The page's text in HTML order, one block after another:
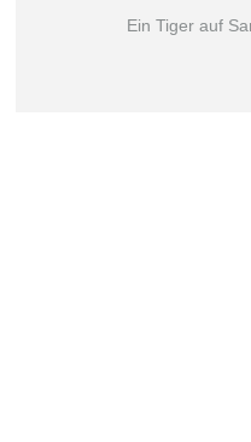
Ein Tiger auf